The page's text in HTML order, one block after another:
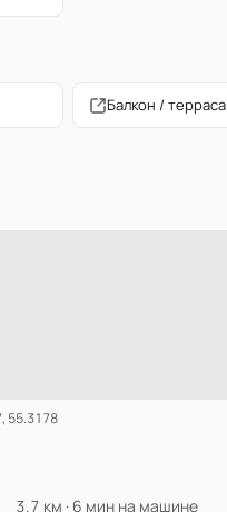
Балкон / терраса
55.3178
3.7 км · 6 мин на машине